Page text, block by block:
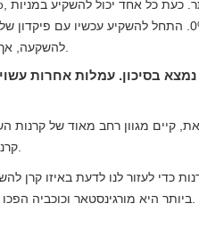
קיים מגוון רחב מאוד של קרנות
כדי לעזור לנו לדעת באיזו קרן